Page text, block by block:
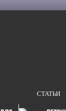
СТАТЬИ